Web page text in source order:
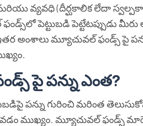
వ్యవధి (దీర్ఘకాలిక లేదా
ఫండ్స్‌లో పెట్టుబడి పెట్టేటప్పుడు
ఇతర అంశాలు మ్యూచువల్ ఫండ్స్ పై
పై పన్ను ఎంత?
పన్ను గురించి మరింత
ముఖ్యం. మ్యూచువల్ ఫండ్స్